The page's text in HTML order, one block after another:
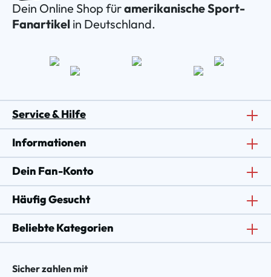
Dein Online Shop füramerikanische Sport-
Fanartikel in Deutschland.
Service & Hilfe
Informationen
Dein Fan-Konto
Häufig Gesucht
Beliebte Kategorien
Sicher zahlen mit